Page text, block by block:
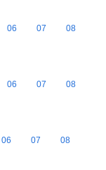
06 07 08
06 07 08
06 07 08